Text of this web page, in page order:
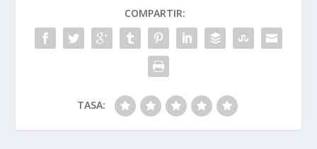
COMPARTIR:
TASA: